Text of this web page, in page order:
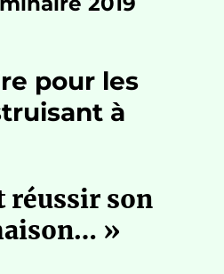
pour les
à
réussir son
»